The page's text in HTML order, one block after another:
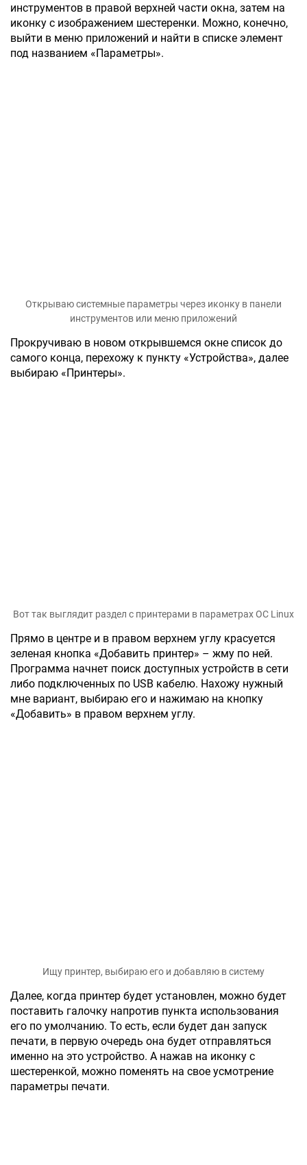
инструментов в правой верхней части окна, затем на
иконку с изображением шестеренки. Можно, конечно,
выйти в меню приложений и найти в списке элемент
под названием «Параметры».
Открываю системные параметры через иконку в панели
инструментов или меню приложений
Прокручиваю в новом открывшемся окне список до
самого конца, перехожу к пункту «Устройства», далее
выбираю «Принтеры».
Вот так выглядит раздел с принтерами в параметрах ОС Linux
Прямо в центре и в правом верхнем углу красуется
зеленая кнопка «Добавить принтер» – жму по ней.
Программа начнет поиск доступных устройств в сети
либо подключенных по USB кабелю. Нахожу нужный
мне вариант, выбираю его и нажимаю на кнопку
«Добавить» в правом верхнем углу.
Ищу принтер, выбираю его и добавляю в систему
Далее, когда принтер будет установлен, можно будет
поставить галочку напротив пункта использования
его по умолчанию. То есть, если будет дан запуск
печати, в первую очередь она будет отправляться
именно на это устройство. А нажав на иконку с
шестеренкой, можно поменять на свое усмотрение
параметры печати.